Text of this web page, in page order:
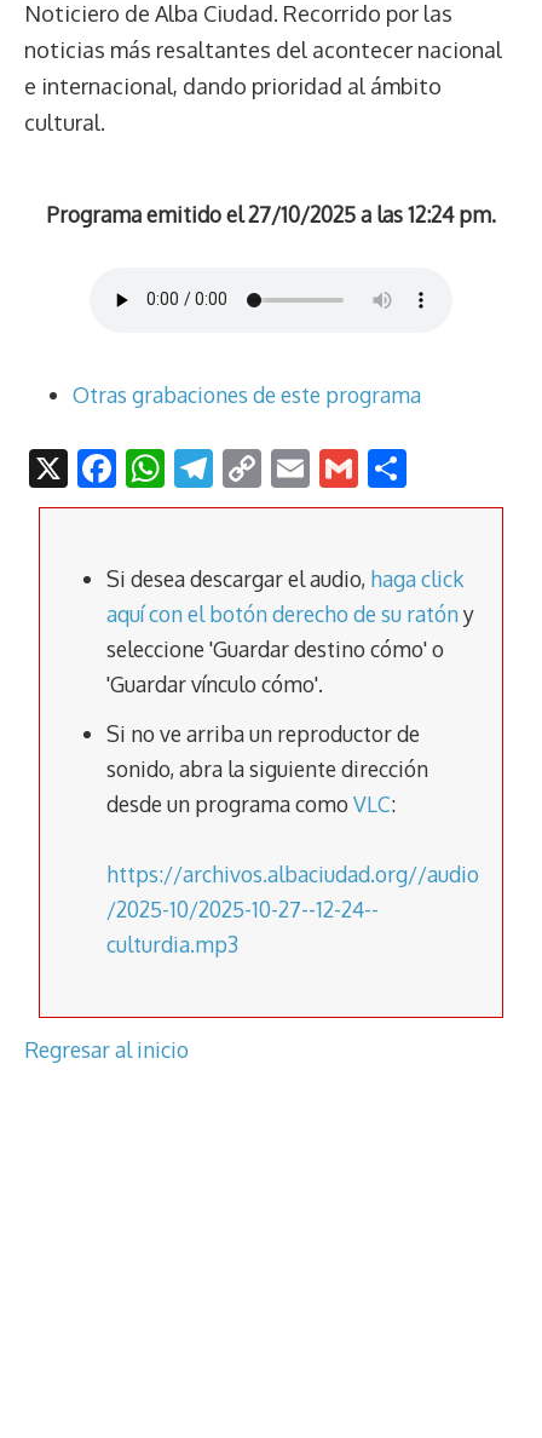
Noticiero de Alba Ciudad. Recorrido por las
noticias más resaltantes del acontecer nacional
e internacional, dando prioridad al ámbito
cultural.
Programa emitido el 27/10/2025 a las 12:24 pm.
Otras grabaciones de este programa
X F
ac
b
o
o
k
W
h
s
A
p
p
T
el
gr
a
m
C
o
y
Li
n
k
E
m
l
G
m
l
o
p
ar
tir
Si desea descargar el audio, haga click
aquí con el botón derecho de su ratóny
seleccione 'Guardar destino cómo' o
'Guardar vínculo cómo'.
Si no ve arriba un reproductor de
sonido, abra la siguiente dirección
desde un programa como VLC:
https://archivos.albaciudad.org//audio
/2025-10/2025-10-27--12-24--
culturdia.mp3
Regresar al inicio